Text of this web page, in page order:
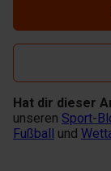
Hat dir dieser
unseren Sport-
Fußball
und